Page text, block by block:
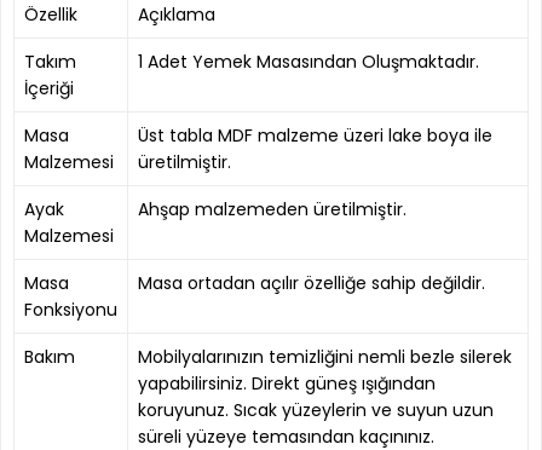
Özellik
Açıklama
Takım
İçeriği
1 Adet Yemek Masasından Oluşmaktadır.
Masa
Malzemesi
Üst tabla MDF malzeme üzeri lake boya ile
üretilmiştir.
Ayak
Malzemesi
Ahşap malzemeden üretilmiştir.
Masa
Fonksiyonu
Masa ortadan açılır özelliğe sahip değildir.
Bakım
Mobilyalarınızın temizliğini nemli bezle silerek
yapabilirsiniz. Direkt güneş ışığından
koruyunuz. Sıcak yüzeylerin ve suyun uzun
süreli yüzeye temasından kaçınınız.